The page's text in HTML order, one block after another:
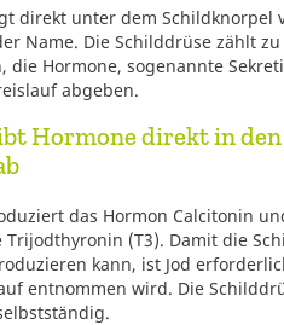
direkt unter dem Schildknorpel
Name. Die Schilddrüse zählt
die Hormone, sogenannte
abgeben.
Hormone direkt in den
das Hormon Calcitonin
Trijodthyronin (T3). Damit die
kann, ist Jod
entnommen wird. Die